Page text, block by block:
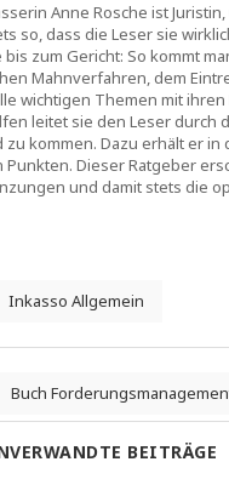
Anne Rosche ist
so, dass die Leser sie
zum Gericht: So kommt
Mahnverfahren, dem
wichtigen Themen mit
leitet sie den Leser durch
zu kommen. Dazu erhält er
Punkten. Dieser Ratgeber
und damit stets die
Inkasso Allgemein
Buch
BEITRÄGE